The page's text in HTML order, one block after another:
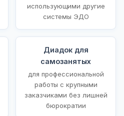
использующими другие
системы ЭДО
Диадок для
самозанятых
для профессиональной
работы с крупными
заказчиками без лишней
бюрократии